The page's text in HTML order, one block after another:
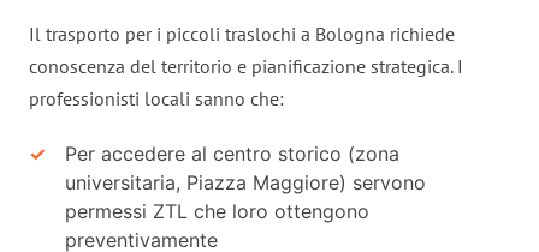
Il trasporto per i piccoli traslochi a Bologna richiede
conoscenza del territorio e pianificazione strategica. I
professionisti locali sanno che:
Per accedere al centro storico (zona
universitaria, Piazza Maggiore) servono
permessi ZTL che loro ottengono
preventivamente